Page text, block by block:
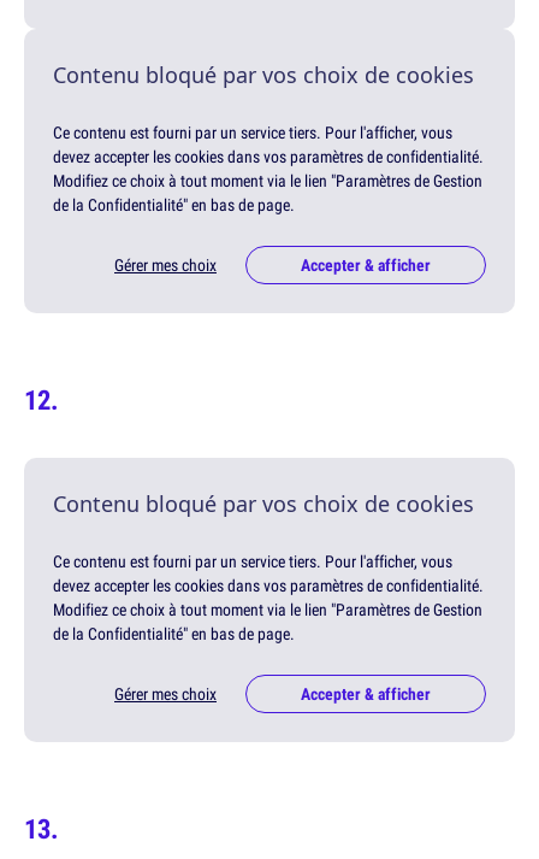
Contenu bloqué par vos choix de cookies
Ce contenu est fourni par un service tiers. Pour l'afficher, vous
devez accepter les cookies dans vos paramètres de confidentialité.
Modifiez ce choix à tout moment via le lien "Paramètres de Gestion
de la Confidentialité" en bas de page.
Gérer mes choix Accepter & afficher
Contenu bloqué par vos choix de cookies
Ce contenu est fourni par un service tiers. Pour l'afficher, vous
devez accepter les cookies dans vos paramètres de confidentialité.
Modifiez ce choix à tout moment via le lien "Paramètres de Gestion
de la Confidentialité" en bas de page.
Gérer mes choix Accepter & afficher